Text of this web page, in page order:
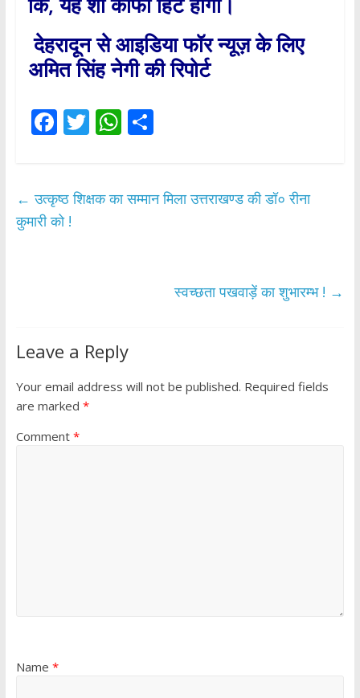
देहरादून से आइडिया फॉर न्यूज़ के लिए
अमित सिंह नेगी की रिपोर्ट
F
b
o
T
er
W
s
S
e
← उत्कृष्ठ शिक्षक का सम्मान मिला उत्तराखण्ड की डॉ० रीना
कुमारी को !
स्वच्छता पखवाड़ें का शुभारम्भ ! →
Leave a Reply
Your email address will not be published. Required fields
are marked *
Comment *
Name *